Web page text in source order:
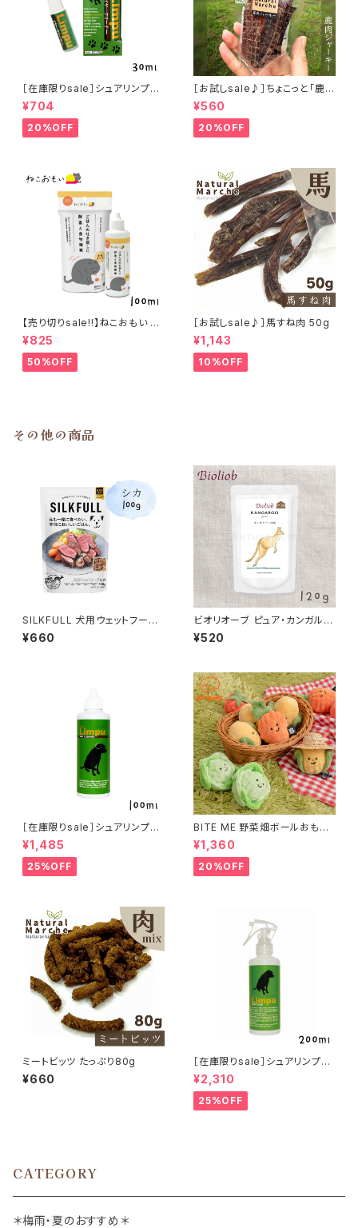
［在庫限りsale］シュアリンプウ
イヤークリーナー 30ml
¥704
20%OFF
［お試しsale♪］ちょこっと「鹿肉
ジャーキー」ジビエ鹿 おやつ
¥560
20%OFF
【売り切りsale!!】ねこおもい 猫
ご飯の吐き戻しに 酵素と食物繊
維 100ml
¥825
50%OFF
［お試しsale♪］馬すね肉 50g
¥1,143
10%OFF
その他の商品
SILKFULL 犬用ウェットフード
シカ味 100g (シルクフル)
¥660
ビオリオーブ ピュア・カンガル
ー/カンガルー100％ Bioliob
旧ヘルマン
¥520
［在庫限りsale］シュアリンプウ
イヤークリーナー 100ml
¥1,485
25%OFF
BITE ME 野菜畑ボールおもち
ゃ 2個セット バイトミー
¥1,360
20%OFF
ミートビッツ たっぷり80g
¥660
［在庫限りsale］シュアリンプウ
newスキンケアスプレー 200m
l¥2,310
25%OFF
CATEGORY
＊梅雨・夏のおすすめ＊